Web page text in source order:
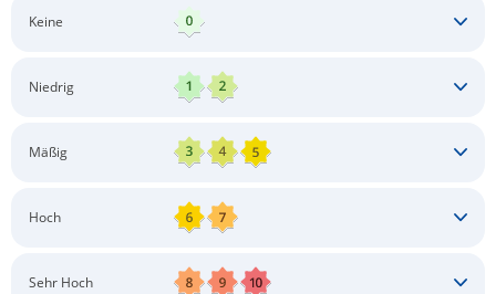
Keine
Niedrig
Mäßig
Langärmlige Bekleidung
Hoch
Langärmlige Bekleidung
Sonnenbrille
Sehr Hoch